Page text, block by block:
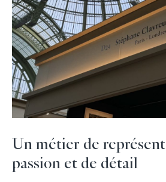
Un métier de
passion et de détail